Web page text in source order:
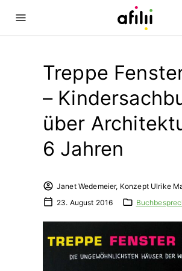
Treppe
–
über
6 Jahren
Janet Wedemeier, Konzept Ulrike
23. August 2016